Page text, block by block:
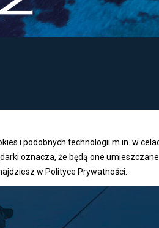
i podobnych technologii m.in. w
oznacza, że będą one
w Polityce Prywatności